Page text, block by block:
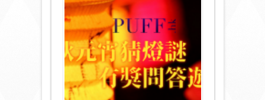
遊
戲
嬴
禮
物
～
中
秋
燈
謎